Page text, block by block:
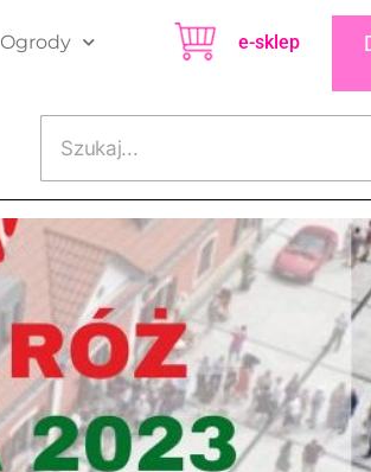
Ogrody e-sklep